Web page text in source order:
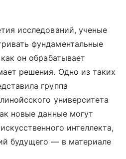
исследований, ученые
фундаментальные
он обрабатывает
решения. Одно из таких
группа
университета
новые данные могут
интеллекта,
будущего — в материале